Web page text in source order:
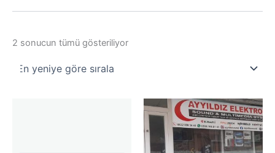
2 sonucun tümü gösteriliyorEn